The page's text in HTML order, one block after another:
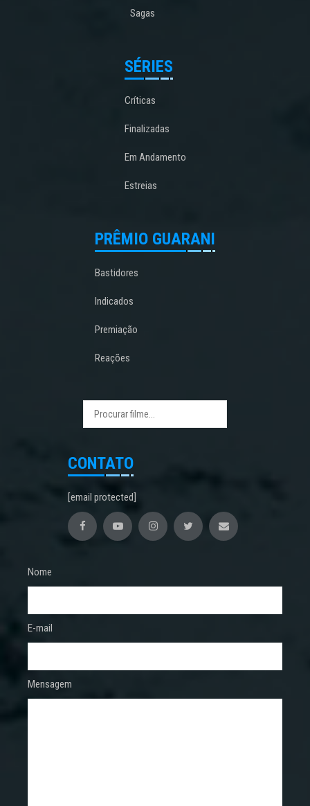
Sagas
SÉRIES
Críticas
Finalizadas
Em Andamento
Estreias
PRÊMIO GUARANI
Bastidores
Indicados
Premiação
Reações
CONTATO
[email protected]
Nome
E-mail
Mensagem